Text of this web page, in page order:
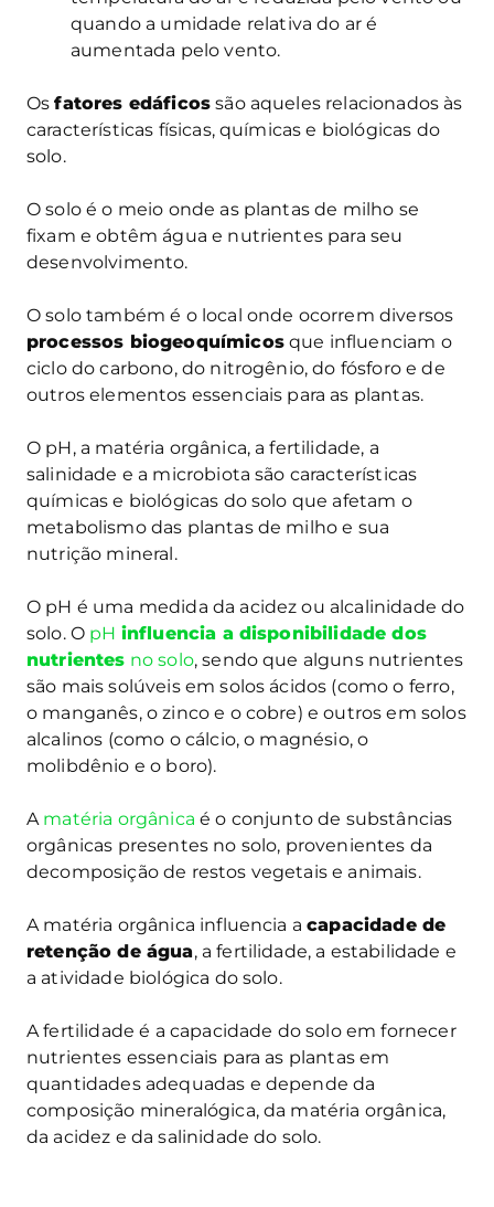
quando a umidade relativa do ar é
aumentada pelo vento.
Osfatores edáficos são aqueles relacionados às
características físicas, químicas e biológicas do
solo.
O solo é o meio onde as plantas de milho se
fixam e obtêm água e nutrientes para seu
desenvolvimento.
O solo também é o local onde ocorrem diversos
processos biogeoquímicosque influenciam o
ciclo do carbono, do nitrogênio, do fósforo e de
outros elementos essenciais para as plantas.
O pH, a matéria orgânica, a fertilidade, a
salinidade e a microbiota são características
químicas e biológicas do solo que afetam o
metabolismo das plantas de milho e sua
nutrição mineral.
O pH é uma medida da acidez ou alcalinidade do
solo. O pH influencia a disponibilidade dos
nutrientes no solo, sendo que alguns nutrientes
são mais solúveis em solos ácidos (como o ferro,
o manganês, o zinco e o cobre) e outros em solos
alcalinos (como o cálcio, o magnésio, o
molibdênio e o boro).
A matéria orgânica é o conjunto de substâncias
orgânicas presentes no solo, provenientes da
decomposição de restos vegetais e animais.
A matéria orgânica influencia acapacidade de
retenção de água, a fertilidade, a estabilidade e
a atividade biológica do solo.
A fertilidade é a capacidade do solo em fornecer
nutrientes essenciais para as plantas em
quantidades adequadas e depende da
composição mineralógica, da matéria orgânica,
da acidez e da salinidade do solo.